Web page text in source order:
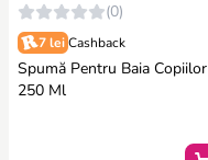
(0)
7 lei Cashback
Spumă Pentru Baia Copiilor
250 Ml